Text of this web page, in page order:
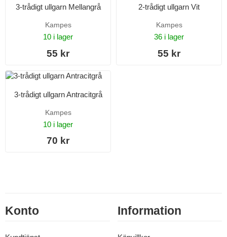
3-trådigt ullgarn Mellangrå
Kampes
10 i lager
55 kr
2-trådigt ullgarn Vit
Kampes
36 i lager
55 kr
3-trådigt ullgarn Antracitgrå
Kampes
10 i lager
70 kr
Konto Information